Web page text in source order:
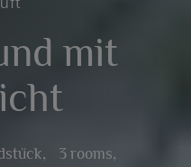
mit
3 rooms,